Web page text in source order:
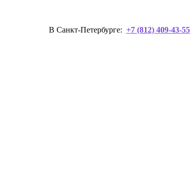
В Санкт-Петербурге: +7 (812) 409-43-55